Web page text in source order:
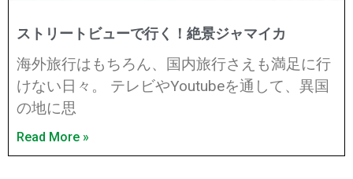
ストリートビューで行く！絶景ジャマイカ
海外旅行はもちろん、国内旅行さえも満足に行
けない日々。 テレビやYoutubeを通して、異国
の地に思
Read More »